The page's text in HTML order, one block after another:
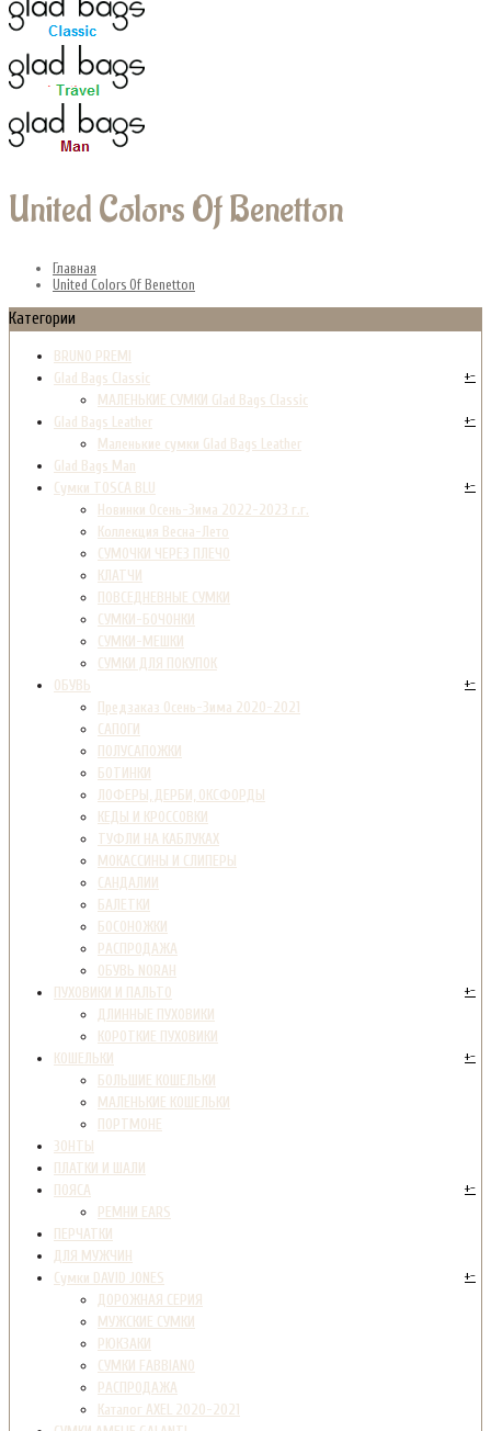
United Colors Of Benetton
Главная
United Colors Of Benetton
Категории
BRUNO PREMI
Glad Bags Classic
+-
МАЛЕНЬКИЕ СУМКИ Glad Bags Classic
Glad Bags Leather
+-
Маленькие сумки Glad Bags Leather
Glad Bags Man
Сумки TOSCA BLU
+-
Новинки Осень-Зима 2022-2023 г.г.
Коллекция Весна-Лето
СУМОЧКИ ЧЕРЕЗ ПЛЕЧО
КЛАТЧИ
ПОВСЕДНЕВНЫЕ СУМКИ
СУМКИ-БОЧОНКИ
СУМКИ-МЕШКИ
СУМКИ ДЛЯ ПОКУПОК
ОБУВЬ
+-
Предзаказ Осень-Зима 2020-2021
САПОГИ
ПОЛУСАПОЖКИ
БОТИНКИ
ЛОФЕРЫ, ДЕРБИ, ОКСФОРДЫ
КЕДЫ И КРОССОВКИ
ТУФЛИ НА КАБЛУКАХ
МОКАССИНЫ И СЛИПЕРЫ
САНДАЛИИ
БАЛЕТКИ
БОСОНОЖКИ
РАСПРОДАЖА
ОБУВЬ NORAH
ПУХОВИКИ И ПАЛЬТО
+-
ДЛИННЫЕ ПУХОВИКИ
КОРОТКИЕ ПУХОВИКИ
КОШЕЛЬКИ
+-
БОЛЬШИЕ КОШЕЛЬКИ
МАЛЕНЬКИЕ КОШЕЛЬКИ
ПОРТМОНЕ
ЗОНТЫ
ПЛАТКИ И ШАЛИ
ПОЯСА
+-
РЕМНИ EARS
ПЕРЧАТКИ
ДЛЯ МУЖЧИН
Сумки DAVID JONES
+-
ДОРОЖНАЯ СЕРИЯ
МУЖСКИЕ СУМКИ
РЮКЗАКИ
СУМКИ FABBIANO
РАСПРОДАЖА
Каталог AXEL 2020-2021